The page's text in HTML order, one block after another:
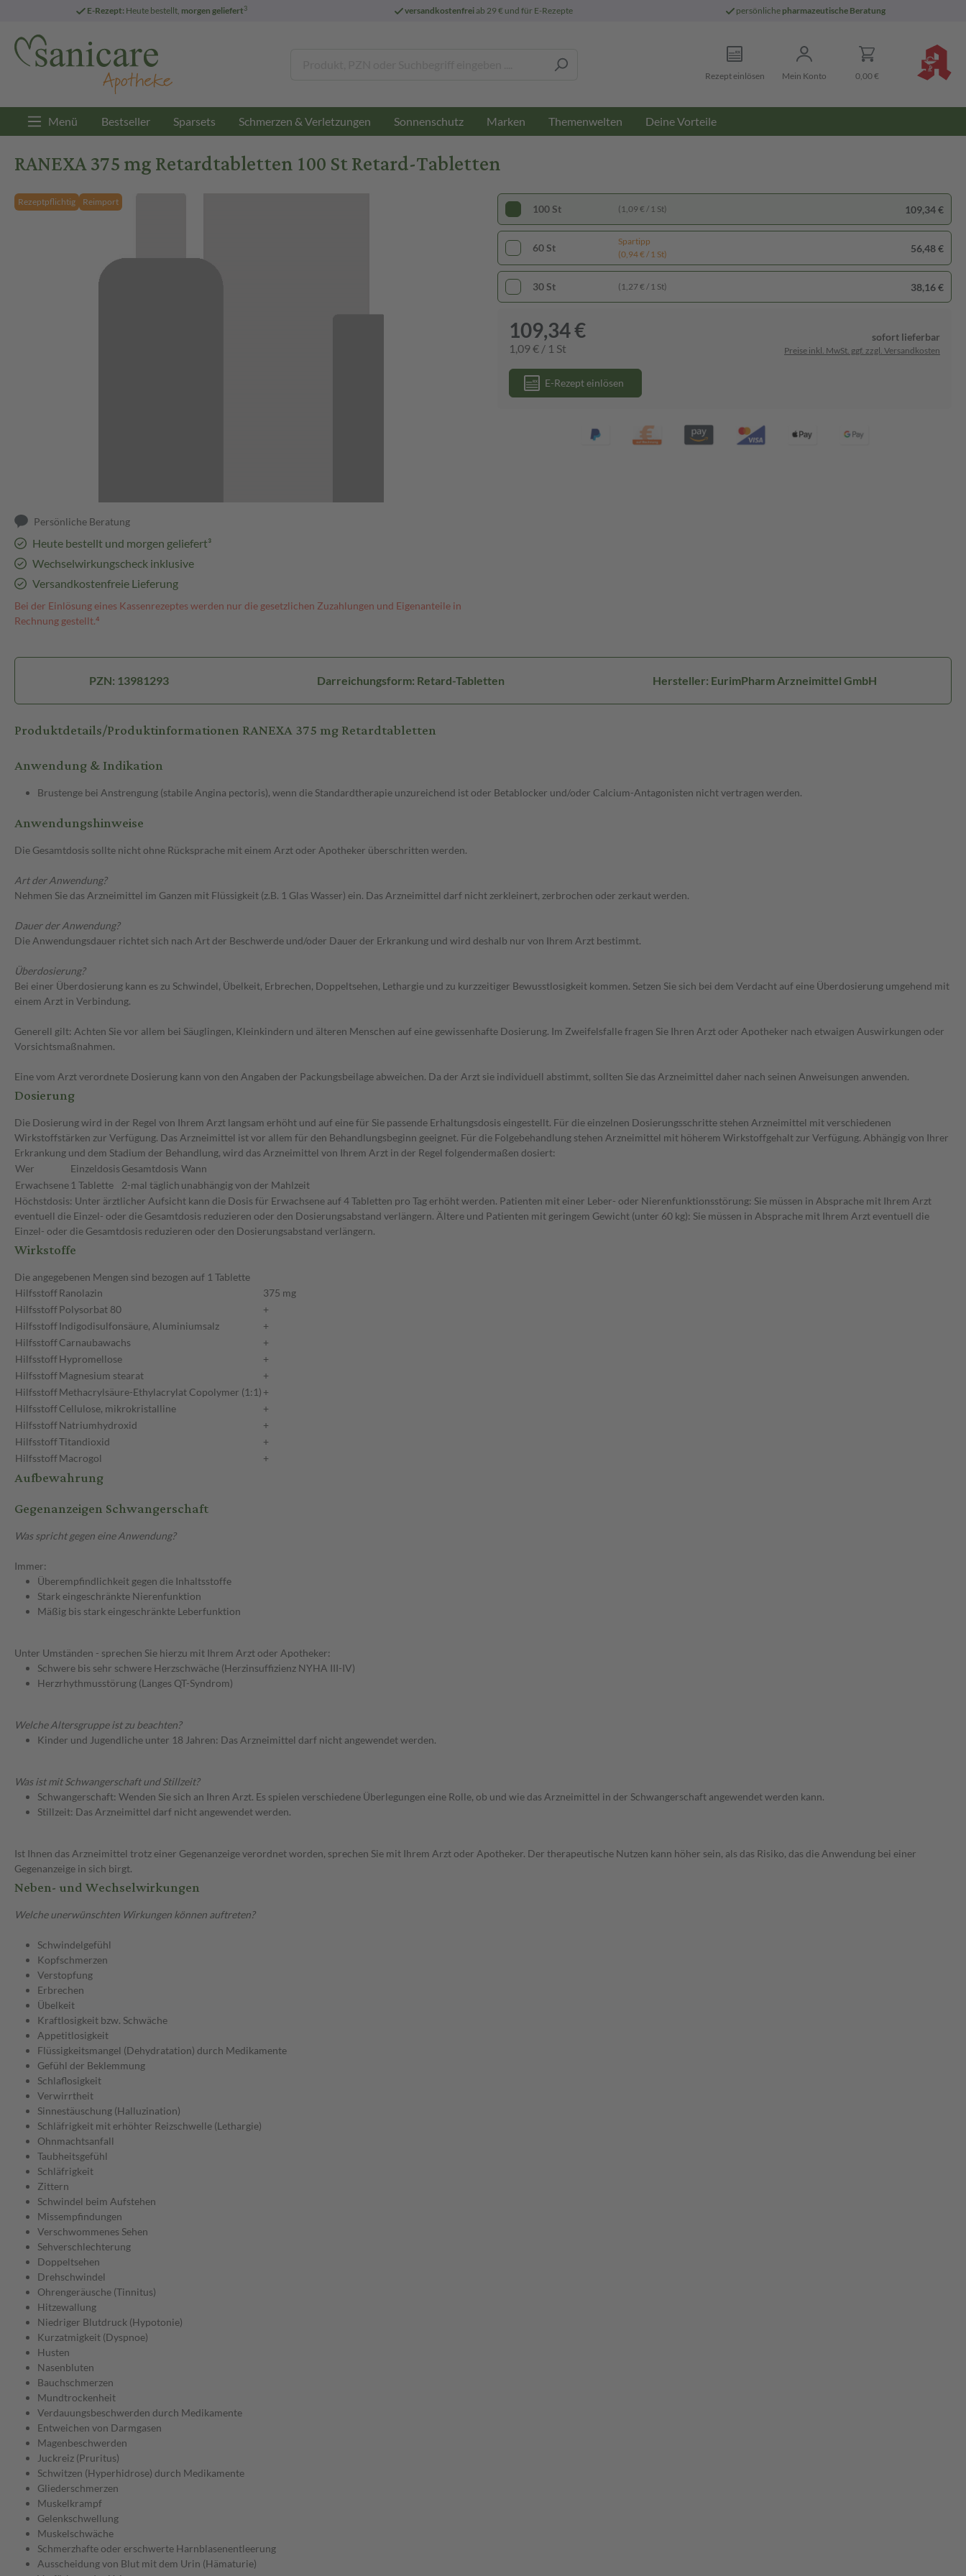
E-Rezept: Heute bestellt, morgen geliefert3 versandkostenfreiab 29 € und für E-Rezepte persönliche pharmazeutische Beratung
Rezept einlösen Mein Konto 0,00 €
Menü Bestseller Sparsets Schmerzen & Verletzungen Sonnenschutz Marken Themenwelten Deine Vorteile
RANEXA 375 mg Retardtabletten 100 St Retard-Tabletten
Rezeptpflichtig Reimport
Persönliche Beratung
Heute bestellt und morgen geliefert³
Wechselwirkungscheck inklusive
Versandkostenfreie Lieferung
Bei der Einlösung eines Kassenrezeptes werden nur die gesetzlichen Zuzahlungen und Eigenanteile in
Rechnung gestellt.⁴
100 St (1,09 € / 1 St) 109,34 €
60 St
Spartipp
(0,94 € / 1 St)
56,48 €
30 St (1,27 € / 1 St) 38,16 €
109,34 €
1,09 € / 1 St
sofort lieferbar
Preise inkl. MwSt. ggf. zzgl. Versandkosten
E-Rezept einlösen
PZN: 13981293 Darreichungsform: Retard-Tabletten Hersteller: EurimPharm Arzneimittel GmbH
Produktdetails/Produktinformationen RANEXA 375 mg Retardtabletten
Anwendung & Indikation
Brustenge bei Anstrengung (stabile Angina pectoris), wenn die Standardtherapie unzureichend ist oder Betablocker und/oder Calcium-Antagonisten nicht vertragen werden.
Anwendungshinweise
Die Gesamtdosis sollte nicht ohne Rücksprache mit einem Arzt oder Apotheker überschritten werden.
Art der Anwendung?
Nehmen Sie das Arzneimittel im Ganzen mit Flüssigkeit (z.B. 1 Glas Wasser) ein. Das Arzneimittel darf nicht zerkleinert, zerbrochen oder zerkaut werden.
Dauer der Anwendung?
Die Anwendungsdauer richtet sich nach Art der Beschwerde und/oder Dauer der Erkrankung und wird deshalb nur von Ihrem Arzt bestimmt.
Überdosierung?
Bei einer Überdosierung kann es zu Schwindel, Übelkeit, Erbrechen, Doppeltsehen, Lethargie und zu kurzzeitiger Bewusstlosigkeit kommen. Setzen Sie sich bei dem Verdacht auf eine Überdosierung umgehend mit
einem Arzt in Verbindung.
Generell gilt: Achten Sie vor allem bei Säuglingen, Kleinkindern und älteren Menschen auf eine gewissenhafte Dosierung. Im Zweifelsfalle fragen Sie Ihren Arzt oder Apotheker nach etwaigen Auswirkungen oder
Vorsichtsmaßnahmen.
Eine vom Arzt verordnete Dosierung kann von den Angaben der Packungsbeilage abweichen. Da der Arzt sie individuell abstimmt, sollten Sie das Arzneimittel daher nach seinen Anweisungen anwenden.
Dosierung
Die Dosierung wird in der Regel von Ihrem Arzt langsam erhöht und auf eine für Sie passende Erhaltungsdosis eingestellt. Für die einzelnen Dosierungsschritte stehen Arzneimittel mit verschiedenen
Wirkstoffstärken zur Verfügung. Das Arzneimittel ist vor allem für den Behandlungsbeginn geeignet. Für die Folgebehandlung stehen Arzneimittel mit höherem Wirkstoffgehalt zur Verfügung. Abhängig von Ihrer
Erkrankung und dem Stadium der Behandlung, wird das Arzneimittel von Ihrem Arzt in der Regel folgendermaßen dosiert:
Wer
Einzeldosis Gesamtdosis Wann
Erwachsene 1 Tablette 2-mal täglich unabhängig von der Mahlzeit
Höchstdosis: Unter ärztlicher Aufsicht kann die Dosis für Erwachsene auf 4 Tabletten pro Tag erhöht werden. Patienten mit einer Leber- oder Nierenfunktionsstörung: Sie müssen in Absprache mit Ihrem Arzt
eventuell die Einzel- oder die Gesamtdosis reduzieren oder den Dosierungsabstand verlängern. Ältere und Patienten mit geringem Gewicht (unter 60 kg): Sie müssen in Absprache mit Ihrem Arzt eventuell die
Einzel- oder die Gesamtdosis reduzieren oder den Dosierungsabstand verlängern.
Wirkstoffe
Die angegebenen Mengen sind bezogen auf 1 Tablette
HilfsstoffRanolazin
375 mg
HilfsstoffPolysorbat 80
+
HilfsstoffIndigodisulfonsäure, Aluminiumsalz
+
HilfsstoffCarnaubawachs
+
HilfsstoffHypromellose
+
HilfsstoffMagnesium stearat
+
HilfsstoffMethacrylsäure-Ethylacrylat Copolymer (1:1) +
HilfsstoffCellulose, mikrokristalline
+
HilfsstoffNatriumhydroxid
+
HilfsstoffTitandioxid
+
HilfsstoffMacrogol +
Aufbewahrung
Gegenanzeigen Schwangerschaft
Was spricht gegen eine Anwendung?
Immer:
Überempfindlichkeit gegen die Inhaltsstoffe
Stark eingeschränkte Nierenfunktion
Mäßig bis stark eingeschränkte Leberfunktion
Unter Umständen - sprechen Sie hierzu mit Ihrem Arzt oder Apotheker:
Schwere bis sehr schwere Herzschwäche (Herzinsuffizienz NYHA III-IV)
Herzrhythmusstörung (Langes QT-Syndrom)
Welche Altersgruppe ist zu beachten?
Kinder und Jugendliche unter 18 Jahren: Das Arzneimittel darf nicht angewendet werden.
Was ist mit Schwangerschaft und Stillzeit?
Schwangerschaft: Wenden Sie sich an Ihren Arzt. Es spielen verschiedene Überlegungen eine Rolle, ob und wie das Arzneimittel in der Schwangerschaft angewendet werden kann.
Stillzeit: Das Arzneimittel darf nicht angewendet werden.
Ist Ihnen das Arzneimittel trotz einer Gegenanzeige verordnet worden, sprechen Sie mit Ihrem Arzt oder Apotheker. Der therapeutische Nutzen kann höher sein, als das Risiko, das die Anwendung bei einer
Gegenanzeige in sich birgt.
Neben- und Wechselwirkungen
Welche unerwünschten Wirkungen können auftreten?
Schwindelgefühl
Kopfschmerzen
Verstopfung
Erbrechen
Übelkeit
Kraftlosigkeit bzw. Schwäche
Appetitlosigkeit
Flüssigkeitsmangel (Dehydratation) durch Medikamente
Gefühl der Beklemmung
Schlaflosigkeit
Verwirrtheit
Sinnestäuschung (Halluzination)
Schläfrigkeit mit erhöhter Reizschwelle (Lethargie)
Ohnmachtsanfall
Taubheitsgefühl
Schläfrigkeit
Zittern
Schwindel beim Aufstehen
Missempfindungen
Verschwommenes Sehen
Sehverschlechterung
Doppeltsehen
Drehschwindel
Ohrengeräusche (Tinnitus)
Hitzewallung
Niedriger Blutdruck (Hypotonie)
Kurzatmigkeit (Dyspnoe)
Husten
Nasenbluten
Bauchschmerzen
Mundtrockenheit
Verdauungsbeschwerden durch Medikamente
Entweichen von Darmgasen
Magenbeschwerden
Juckreiz (Pruritus)
Schwitzen (Hyperhidrose) durch Medikamente
Gliederschmerzen
Muskelkrampf
Gelenkschwellung
Muskelschwäche
Schmerzhafte oder erschwerte Harnblasenentleerung
Ausscheidung von Blut mit dem Urin (Hämaturie)